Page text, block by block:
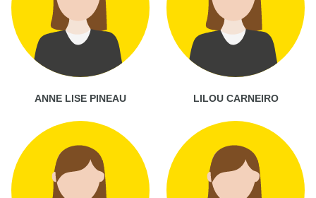
ANNE LISE PINEAU LILOU CARNEIRO